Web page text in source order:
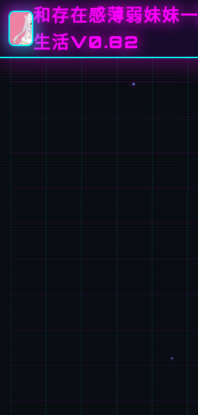
和存在感薄弱妹妹
生活V0.82